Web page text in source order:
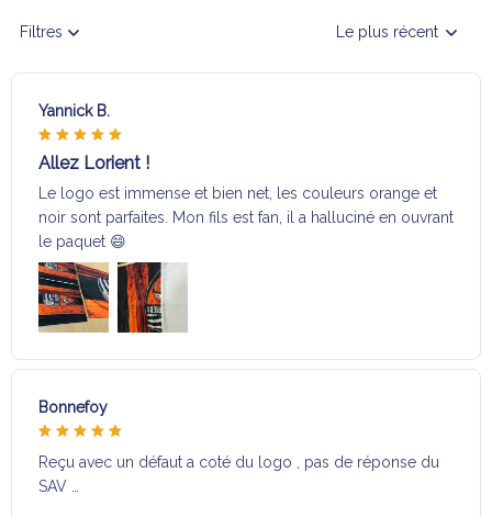
Filtres Le plus récent
Yannick B.
Allez Lorient !
Le logo est immense et bien net, les couleurs orange et
noir sont parfaites. Mon fils est fan, il a halluciné en ouvrant
le paquet 😄
Bonnefoy
Reçu avec un défaut a coté du logo , pas de réponse du
SAV …